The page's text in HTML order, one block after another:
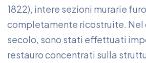
1822), intere sezioni murarie
completamente ricostruite. Nel
secolo, sono stati effettuati
restauro concentrati sulla